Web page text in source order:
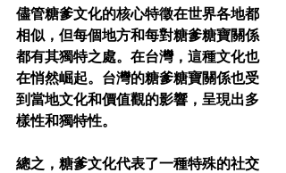
儘管糖爹文化的核心特徵在世界各地都
相似，但每個地方和每對糖爹糖寶關係
都有其獨特之處。在台灣，這種文化也
在悄然崛起。台灣的糖爹糖寶關係也受
到當地文化和價值觀的影響，呈現出多
樣性和獨特性。
總之，糖爹文化代表了一種特殊的社交